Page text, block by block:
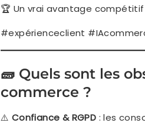
🏆 Un vrai avantage compétitif
#expérienceclient
🧱 Quels sont les
commerce ?
⚠️ Confiance & RGPD : les